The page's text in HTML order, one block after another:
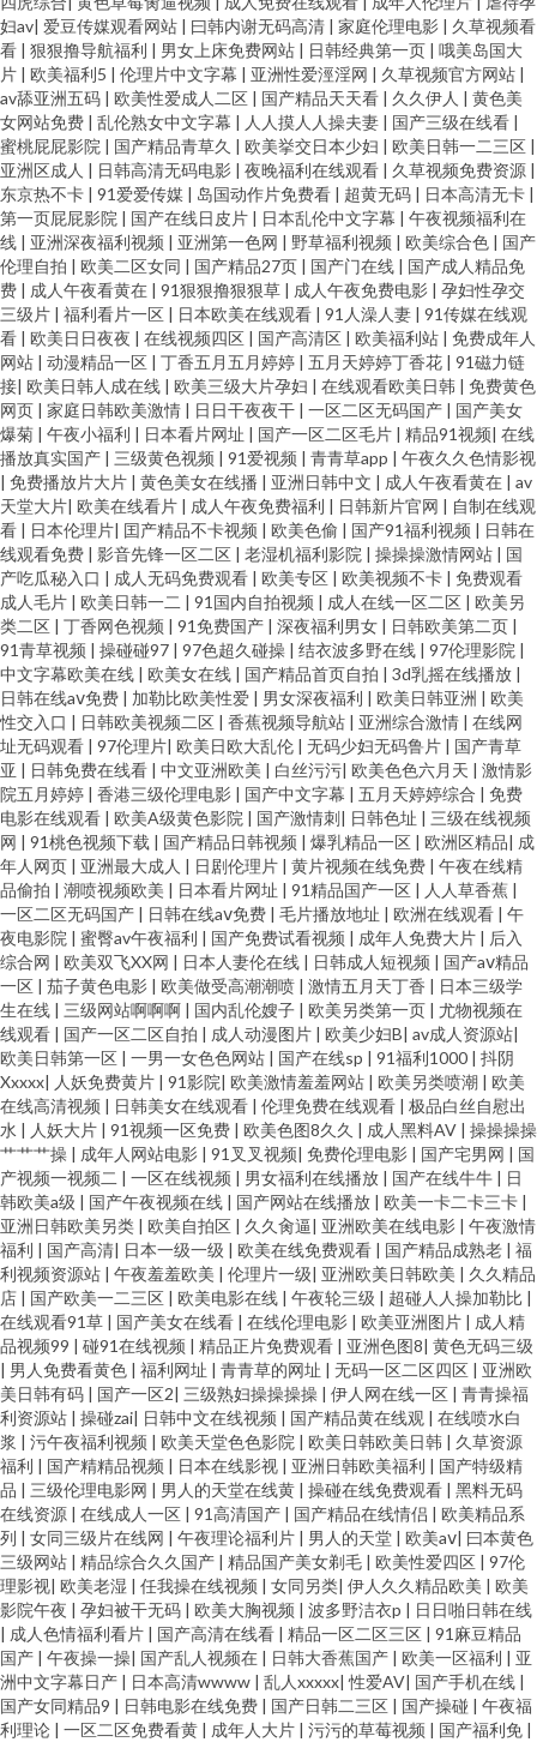
妇av| 爱豆传媒观看网站 | 曰韩内谢无码高清 | 家庭伦理电影 | 久草视频看
看 | 狠狠撸导航福利 | 男女上床免费网站 | 日韩经典第一页 | 哦美岛国大
片 | 欧美福利5 | 伦理片中文字幕 | 亚洲性爱涇淫网 | 久草视频官方网站 |
av舔亚洲五码 | 欧美性爱成人二区 | 国产精品天天看 | 久久伊人 | 黄色美
女网站免费 | 乱伦熟女中文字幕 | 人人摸人人操夫妻 | 国产三级在线看 |
蜜桃屁屁影院 | 国产精品青草久 | 欧美挙交日本少妇 | 欧美日韩一二三区 |
亚洲区成人 | 日韩高清无码电影 | 夜晚福利在线观看 | 久草视频免费资源 |
东京热不卡 | 91爱爱传媒 | 岛国动作片免费看 | 超黄无码 | 日本高清无卡 |
第一页屁屁影院 | 国产在线日皮片 | 日本乱伦中文字幕 | 午夜视频福利在
线 | 亚洲深夜福利视频 | 亚洲第一色网 | 野草福利视频 | 欧美综合色 | 国产
伦理自拍 | 欧美二区女同 | 国产精品27页 | 国产门在线 | 国产成人精品免
费 | 成人午夜看黄在 | 91狠狠撸狠狠草 | 成人午夜免费电影 | 孕妇性孕交
三级片 | 福利看片一区 | 日本欧美在线观看 | 91人澡人妻 | 91传媒在线观
看 | 欧美日日夜夜 | 在线视频四区 | 国产高清区 | 欧美福利站 | 免费成年人
网站 | 动漫精品一区 | 丁香五月五月婷婷 | 五月天婷婷丁香花 | 91磁力链
接| 欧美日韩人成在线 | 欧美三级大片孕妇 | 在线观看欧美日韩 | 免费黄色
网页 | 家庭日韩欧美激情 | 日日干夜夜干 | 一区二区无码国产 | 国产美女
爆菊 | 午夜小福利 | 日本看片网址 | 国产一区二区毛片 | 精品91视频| 在线
播放真实国产 | 三级黄色视频 | 91爱视频 | 青青草app | 午夜久久色情影视
| 免费播放片大片 | 黄色美女在线播 | 亚洲日韩中文 | 成人午夜看黄在 | av
天堂大片| 欧美在线看片 | 成人午夜免费福利 | 日韩新片官网 | 自制在线观
看 | 日本伦理片| 囯产精品不卡视频 | 欧美色偷 | 国产91福利视频 | 日韩在
线观看免费 | 影音先锋一区二区 | 老湿机福利影院 | 操操操激情网站 | 国
产吃瓜秘入口 | 成人无码免费观看 | 欧美专区 | 欧美视频不卡 | 免费观看
成人毛片 | 欧美日韩一二 | 91国内自拍视频 | 成人在线一区二区 | 欧美另
类二区 | 丁香网色视频 | 91免费国产 | 深夜福利男女 | 日韩欧美第二页 |
91青草视频 | 操碰碰97 | 97色超久碰操 | 结衣波多野在线 | 97伦理影院 |
中文字幕欧美在线 | 欧美女在线 | 国产精品首页自拍 | 3d乳摇在线播放 |
日韩在线aⅴ免费 | 加勒比欧美性爱 | 男女深夜福利 | 欧美日韩亚洲 | 欧美
性交入口 | 日韩欧美视频二区 | 香蕉视频导航站 | 亚洲综合激情 | 在线网
址无码观看 | 97伦理片| 欧美日欧大乱伦 | 无码少妇无码鲁片 | 国产青草
亚 | 日韩免费在线看 | 中文亚洲欧美 | 白丝污污| 欧美色色六月天 | 激情影
院五月婷婷 | 香港三级伦理电影 | 国产中文字幕 | 五月天婷婷综合 | 免费
电影在线观看 | 欧美A级黄色影院 | 国产激情刺| 日韩色址 | 三级在线视频
网 | 91桃色视频下载 | 国产精品日韩视频 | 爆乳精品一区 | 欧洲区精品| 成
年人网页 | 亚洲最大成人 | 日剧伦理片 | 黄片视频在线免费 | 午夜在线精
品偷拍 | 潮喷视频欧美 | 日本看片网址 | 91精品国产一区 | 人人草香蕉 |
一区二区无码国产 | 日韩在线aⅴ免费 | 毛片播放地址 | 欧洲在线观看 | 午
夜电影院 | 蜜臀av午夜福利 | 国产免费试看视频 | 成年人免费大片 | 后入
综合网 | 欧美双飞XX网 | 日本人妻伦在线 | 日韩成人短视频 | 国产aⅴ精品
一区 | 茄子黄色电影 | 欧美做受高潮潮喷 | 激情五月天丁香 | 日本三级学
生在线 | 三级网站啊啊啊 | 国内乱伦嫂子 | 欧美另类第一页 | 尤物视频在
线观看 | 国产一区二区自拍 | 成人动漫图片 | 欧美少妇B| av成人资源站|
欧美日韩第一区 | 一男一女色色网站 | 国产在线sp | 91福利1000 | 抖阴
Xxxxx| 人妖免费黄片 | 91影院| 欧美激情羞羞网站 | 欧美另类喷潮 | 欧美
在线高清视频 | 日韩美女在线观看 | 伦理免费在线观看 | 极品白丝自慰出
水 | 人妖大片 | 91视频一区免费 | 欧美色图8久久 | 成人黑料AV | 操操操操
艹艹艹操 | 成年人网站电影 | 91叉叉视频| 免费伦理电影 | 国产宅男网 | 国
产视频一视频二 | 一区在线视频 | 男女福利在线播放 | 国产在线牛牛 | 日
韩欧美a级 | 国产午夜视频在线 | 国产网站在线播放 | 欧美一卡二卡三卡 |
亚洲日韩欧美另类 | 欧美自拍区 | 久久肏逼| 亚洲欧美在线电影 | 午夜激情
福利 | 国产高清| 日本一级一级 | 欧美在线免费观看 | 国产精品成熟老 | 福
利视频资源站 | 午夜羞羞欧美 | 伦理片一级| 亚洲欧美日韩欧美 | 久久精品
店 | 国产欧美一二三区 | 欧美电影在线 | 午夜轮三级 | 超碰人人操加勒比 |
在线观看91草 | 国产美女在线看 | 在线伦理电影 | 欧美亚洲图片 | 成人精
品视频99 | 碰91在线视频 | 精品正片免费观看 | 亚洲色图8| 黄色无码三级
| 男人免费看黄色 | 福利网址 | 青青草的网址 | 无码一区二区四区 | 亚洲欧
美日韩有码 | 国产一区2| 三级熟妇操操操操 | 伊人网在线一区 | 青青操福
利资源站 | 操碰zai| 日韩中文在线视频 | 国产精品黄在线观 | 在线喷水白
浆 | 污午夜福利视频 | 欧美天堂色色影院 | 欧美日韩欧美日韩 | 久草资源
福利 | 国产精精品视频 | 日本在线影视 | 亚洲日韩欧美福利 | 国产特级精
品 | 三级伦理电影网 | 男人的天堂在线黄 | 操碰在线免费观看 | 黑料无码
在线资源 | 在线成人一区 | 91高清国产 | 国产精品在线情侣 | 欧美精品系
列 | 女同三级片在线网 | 午夜理论福利片 | 男人的天堂 | 欧美aⅴ| 曰本黄色
三级网站 | 精品综合久久国产 | 精品国产美女剃毛 | 欧美性爱四区 | 97伦
理影视| 欧美老湿 | 任我操在线视频 | 女同另类| 伊人久久精品欧美 | 欧美
影院午夜 | 孕妇被干无码 | 欧美大胸视频 | 波多野洁衣p | 日日啪日韩在线
| 成人色情福利看片 | 国产高清在线看 | 精品一区二区三区 | 91麻豆精品
国产 | 午夜操一操| 国产乱人视频在 | 日韩大香蕉国产 | 欧美一区福利 | 亚
洲中文字幕日产 | 日本高清wwww | 乱人xxxxx|性爱AV| 国产手机在线 |
国产女同精品9 | 日韩电影在线免费 | 国产日韩二三区 | 国产操碰 | 午夜福
利理论 | 一区二区免费看黄 | 成年人大片 | 污污的草莓视频 | 国产福利免 |